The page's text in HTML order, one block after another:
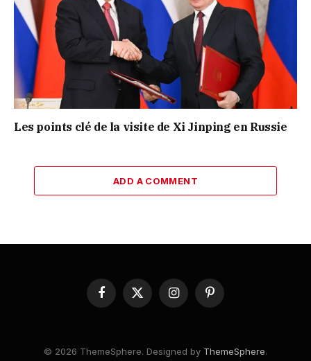
Les points clé de la visite de Xi Jinping en Russie
ADD A COMMENT
Facebook
X
(Twitter)
InstagramPinterest
© 2026 ThemeSphere. Designed by ThemeSphere.